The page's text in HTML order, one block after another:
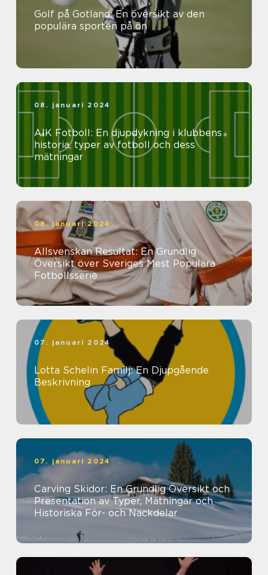
Golf på Gotland: En översikt av den
populära sporten på ön
08. januari 2024
AIK Fotboll: En djupdykning i klubbens
historia, typer av fotboll och dess
mätningar
08. januari 2024
Allsvenskan Resultat: En Grundlig
Översikt över Sveriges Mest Populära
Fotbollsserie
07. januari 2024
Lotta Schelin Familj: En Djupgående
Beskrivning
07. januari 2024
Carving Skidor: En Grundlig Översikt och
Presentation av Typer, Mätningar och
Historiska För- och Nackdelar